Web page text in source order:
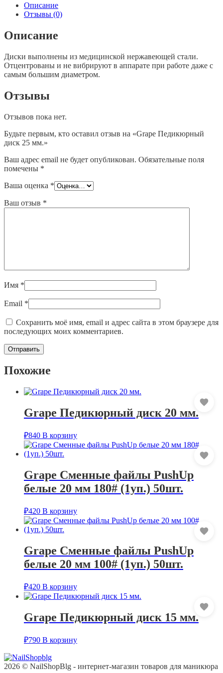
Описание
Отзывы (0)
Описание
Диски выполнены из медицинской нержавеющей стали.
Отцентрованы и не вибрируют в аппарате при работе даже с
самым большим диаметром.
Отзывы
Отзывов пока нет.
Будьте первым, кто оставил отзыв на «Grape Педикюрный
диск 25 мм.»
Ваш адрес email не будет опубликован. Обязательные поля
помечены *
Ваша оценка *
Ваш отзыв *
Имя *
Email *
Сохранить моё имя, email и адрес сайта в этом браузере для
последующих моих комментариев.
Похожие
Grape Педикюрный диск 20 мм.
₽840 В корзину
Grape Сменные файлы PushUp
белые 20 мм 180# (1уп.) 50шт.
₽420 В корзину
Grape Сменные файлы PushUp
белые 20 мм 100# (1уп.) 50шт.
₽420 В корзину
Grape Педикюрный диск 15 мм.
₽790 В корзину
2026 © NailShopBlg - интернет-магазин товаров для маникюра